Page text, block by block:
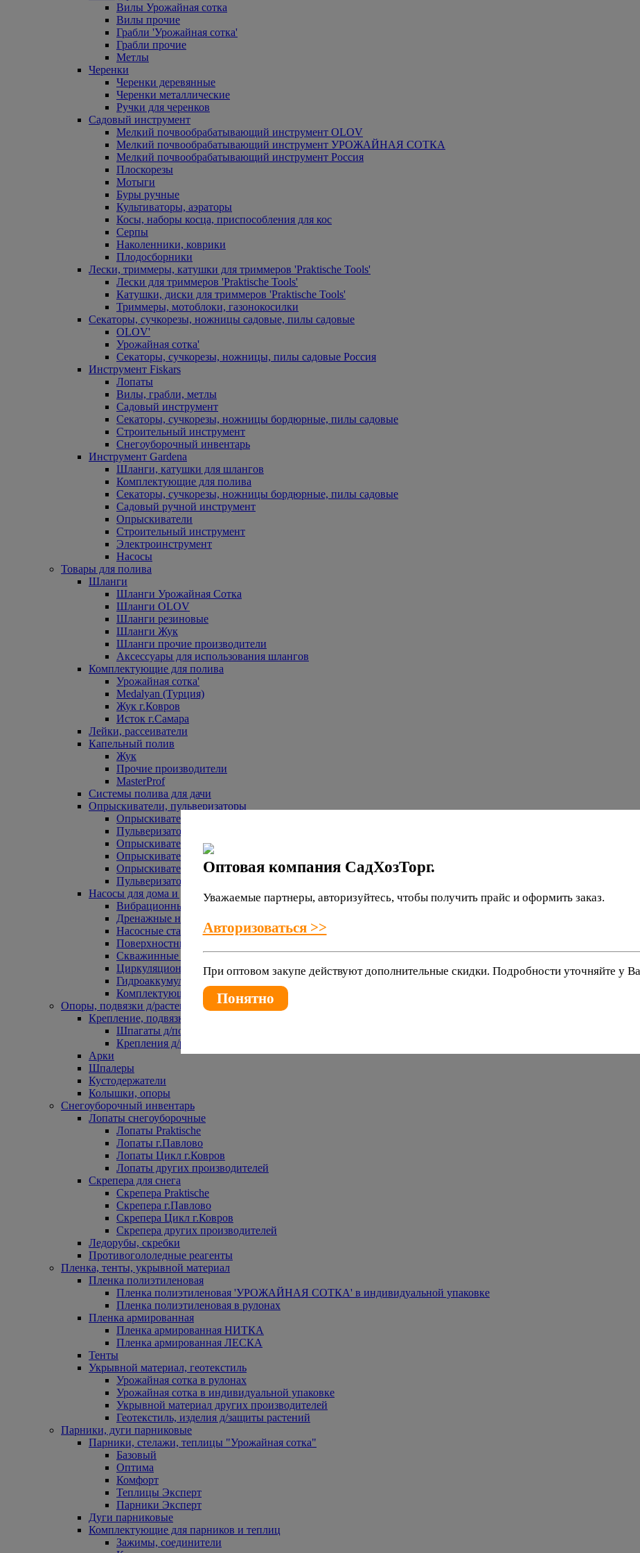
Вилы Урожайная сотка
Вилы прочие
Грабли 'Урожайная сотка'
Грабли прочие
Метлы
Черенки
Черенки деревянные
Черенки металлические
Ручки для черенков
Садовый инструмент
Мелкий почвообрабатывающий инструмент OLOV
Мелкий почвообрабатывающий инструмент УРОЖАЙНАЯ СОТКА
Мелкий почвообрабатывающий инструмент Россия
Плоскорезы
Мотыги
Буры ручные
Культиваторы, аэраторы
Косы, наборы косца, приспособления для кос
Серпы
Наколенники, коврики
Плодосборники
Лески, триммеры, катушки для триммеров 'Praktische Tools'
Лески для триммеров 'Praktische Tools'
Катушки, диски для триммеров 'Praktische Tools'
Триммеры, мотоблоки, газонокосилки
Секаторы, сучкорезы, ножницы садовые, пилы садовые
OLOV'
Урожайная сотка'
Секаторы, сучкорезы, ножницы, пилы садовые Россия
Инструмент Fiskars
Лопаты
Вилы, грабли, метлы
Садовый инструмент
Секаторы, сучкорезы, ножницы бордюрные, пилы садовые
Строительный инструмент
Снегоуборочный инвентарь
Инструмент Gardena
Шланги, катушки для шлангов
Комплектующие для полива
Секаторы, сучкорезы, ножницы бордюрные, пилы садовые
Садовый ручной инструмент
Опрыскиватели
Строительный инструмент
Электроинструмент
Насосы
Товары для полива
Шланги
Шланги Урожайная Сотка
Шланги OLOV
Шланги резиновые
Шланги Жук
Шланги прочие производители
Аксессуары для использования шлангов
Комплектующие для полива
Урожайная сотка'
Medalyan (Турция)
Жук г.Ковров
Исток г.Самара
Лейки, рассеиватели
Капельный полив
Жук
Прочие производители
MasterProf
Системы полива для дачи
Опрыскиватели, пульверизаторы
Опрыскиватели аккумуляторные
Пульверизаторы прочие
Опрыскиватели Урожайная сотка
Опрыскиватели Жук
Опрыскиватели прочие
Пульверизаторы Урожайная сотка
Насосы для дома и дачи
Вибрационные насосы
Дренажные насосы
Насосные станции
Поверхностные насосы
Скважинные насосы
Циркуляционные насосы
Гидроаккумуляторы и расширительные баки
Комплектующие к насосам
Опоры, подвязки д/растений
Крепление, подвязки д/растений
Шпагаты д/подвязки растений
Крепления д/растений
Арки
Шпалеры
Кустодержатели
Колышки, опоры
Снегоуборочный инвентарь
Лопаты снегоуборочные
Лопаты Praktische
Лопаты г.Павлово
Лопаты Цикл г.Ковров
Лопаты других производителей
Скрепера для снега
Скрепера Praktische
Скрепера г.Павлово
Скрепера Цикл г.Ковров
Скрепера других производителей
Ледорубы, скребки
Противогололедные реагенты
Пленка, тенты, укрывной материал
Пленка полиэтиленовая
Пленка полиэтиленовая 'УРОЖАЙНАЯ СОТКА' в индивидуальной упаковке
Пленка полиэтиленовая в рулонах
Пленка армированная
Пленка армированная НИТКА
Пленка армированная ЛЕСКА
Тенты
Укрывной материал, геотекстиль
Урожайная сотка в рулонах
Урожайная сотка в индивидуальной упаковке
Укрывной материал других производителей
Геотекстиль, изделия д/защиты растений
Парники, дуги парниковые
Парники, стелажи, теплицы "Урожайная сотка"
Базовый
Оптима
Комфорт
Теплицы Эксперт
Парники Эксперт
Дуги парниковые
Комплектующие для парников и теплиц
Зажимы, соединители
Оптовая компания СадХозТорг.
Уважаемые партнеры, авторизуйтесь, чтобы получить прайс и оформить заказ.
Авторизоваться >>
При оптовом закупе действуют дополнительные скидки. Подробности уточняйте у
Понятно